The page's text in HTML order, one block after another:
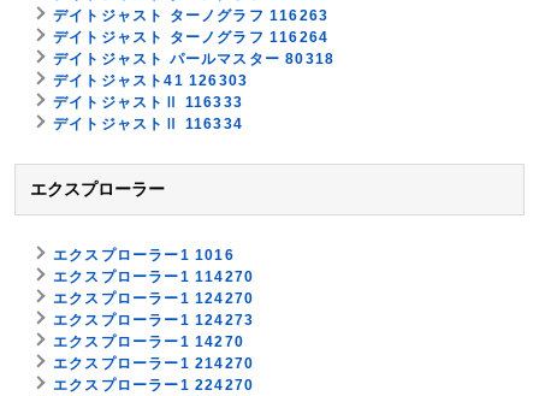
デイトジャスト ターノグラフ 116263
デイトジャスト ターノグラフ 116264
デイトジャスト パールマスター 80318
デイトジャスト41 126303
デイトジャストⅡ 116333
デイトジャストⅡ 116334
エクスプローラー
エクスプローラー1 1016
エクスプローラー1 114270
エクスプローラー1 124270
エクスプローラー1 124273
エクスプローラー1 14270
エクスプローラー1 214270
エクスプローラー1 224270